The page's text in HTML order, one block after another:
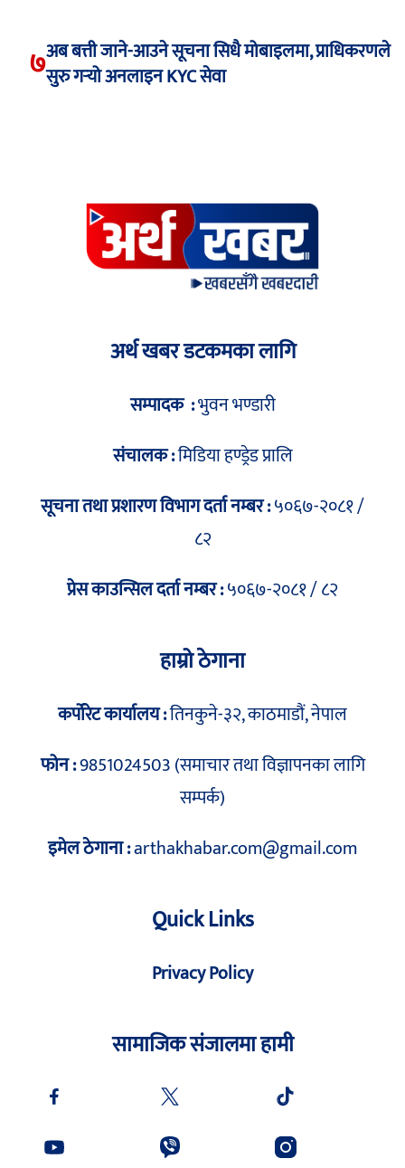
७अब बत्ती जाने-आउने सूचना सिधै मोबाइलमा, प्राधिकरणले
सुरु गर्‍यो अनलाइन KYC सेवा
अर्थ खबर डटकमका लागि
सम्पादक :भुवन भण्डारी
संचालक :मिडिया हण्ड्रेड प्रालि
सूचना तथा प्रशारण विभाग दर्ता नम्बर :५०६७-२०८१ /
८२
प्रेस काउन्सिल दर्ता नम्बर :५०६७-२०८१ / ८२
हाम्रो ठेगाना
कर्पोरेट कार्यालय :तिनकुने-३२, काठमाडौं, नेपाल
फोन :9851024503 (समाचार तथा विज्ञापनका लागि
सम्पर्क)
इमेल ठेगाना :arthakhabar.com@gmail.com
Quick Links
Privacy Policy
सामाजिक संजालमा हामी